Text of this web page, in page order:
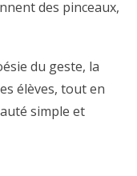
des pinceaux,
du geste, la
élèves, tout en
simple et